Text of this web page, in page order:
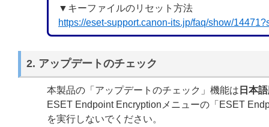
▼キーファイルのリセット方法
https://eset-support.canon-its.jp/faq/show/
2. アップデートのチェック
本製品の「アップデートのチェック」機能は 日本
ESET Endpoint Encryptionメニューの「ESET
を実行しないでください。